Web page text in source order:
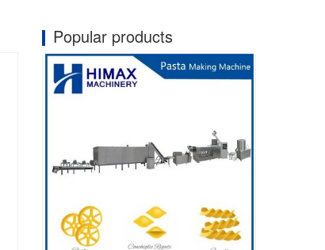
Popular products